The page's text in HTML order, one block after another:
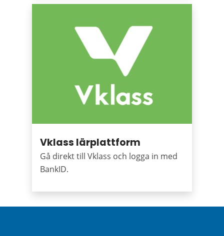
Vklass lärplattform
Gå direkt till Vklass och logga in med
BankID.